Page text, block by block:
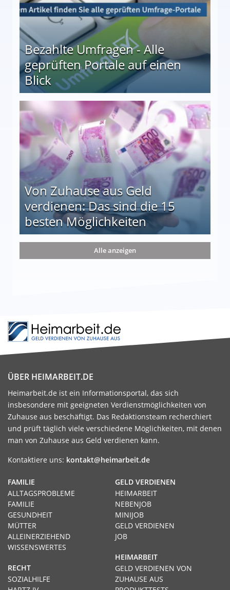
Bezahlte Umfragen - Alle
geprüften Portale auf einen
Blick
auf einen Blick
Von Zuhause aus Geld
verdienen: Das sind die 15
besten Möglichkeiten
die 15 besten Möglichkeiten
Alle anzeigen
ÜBER HEIMARBEIT.DE
Heimarbeit.de ist ein Informationsportal, das sich
insbesondere mit geeigneten Verdienstmöglichkeiten von
Zuhause aus beschäftigt. Das Redaktionsteam recherchiert
und prüft täglich viele verschiedene Möglichkeiten, mit denen
man von Zuhause aus Geld verdienen kann.
Kontaktiere uns: kontakt@heimarbeit.de
GELD VERDIENEN
HEIMARBEIT
NEBENJOB
MINIJOB
GELD VERDIENEN
JOB
HEIMARBEIT
GELD VERDIENEN VON
ZUHAUSE AUS
FAMILIE
ALLTAGSPROBLEME
FAMILIE
GESUNDHEIT
MÜTTER
ALLEINERZIEHEND
WISSENSWERTES
RECHT
SOZIALHILFE